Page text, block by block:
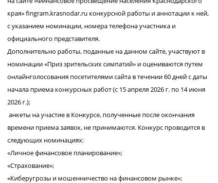
края» fingram.krasnodar.ru конкурсной работы и аннотации к ней,
с указанием номинации, номера телефона участника и
официального представителя.
Дополнительно работы, поданные на данном сайте, участвуют в
номинации «Приз зрительских симпатий» и оцениваются путем
онлайнголосования посетителями сайта в течении 60 дней с даты
начала приема конкурсных работ (с 15 апреля 2026 г. по 14 июня
2026 г.);
анкеты на участие в Конкурсе, полученные после окончания
времени приема заявок, не принимаются. Конкурс проводится в
следующих номинациях:
«Личное финансовое планирование»;
«Страхование»;
«Киберугрозы и мошенничество на финансовом рынке»;